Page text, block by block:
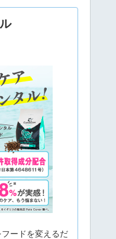
ードを変えるだ